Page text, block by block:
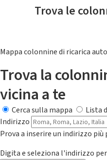
Trova le
Mappa colonnine di ricarica
Trova la
vicina a te
Cerca sulla mappa
Lista
Indirizzo
Prova a inserire un indirizzo più
Digita e seleziona l'indirizzo